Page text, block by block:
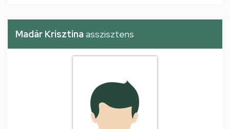
Madár Krisztina asszisztens